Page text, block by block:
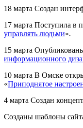
18 марта Создан
17 марта Поступила в
управлять людьми».
15 марта
информационного
10 марта В Омске
«Приподнятое
4 марта Создан
Созданы шаблоны